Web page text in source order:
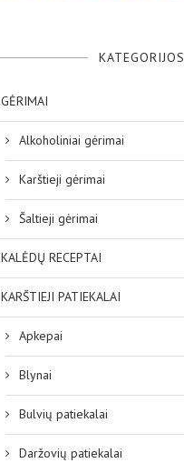
KATEGORIJOS
GĖRIMAI
Alkoholiniai gėrimai
Karštieji gėrimai
Šaltieji gėrimai
KALĖDŲ RECEPTAI
KARŠTIEJI PATIEKALAI
Apkepai
Blynai
Bulvių patiekalai
Daržovių patiekalai